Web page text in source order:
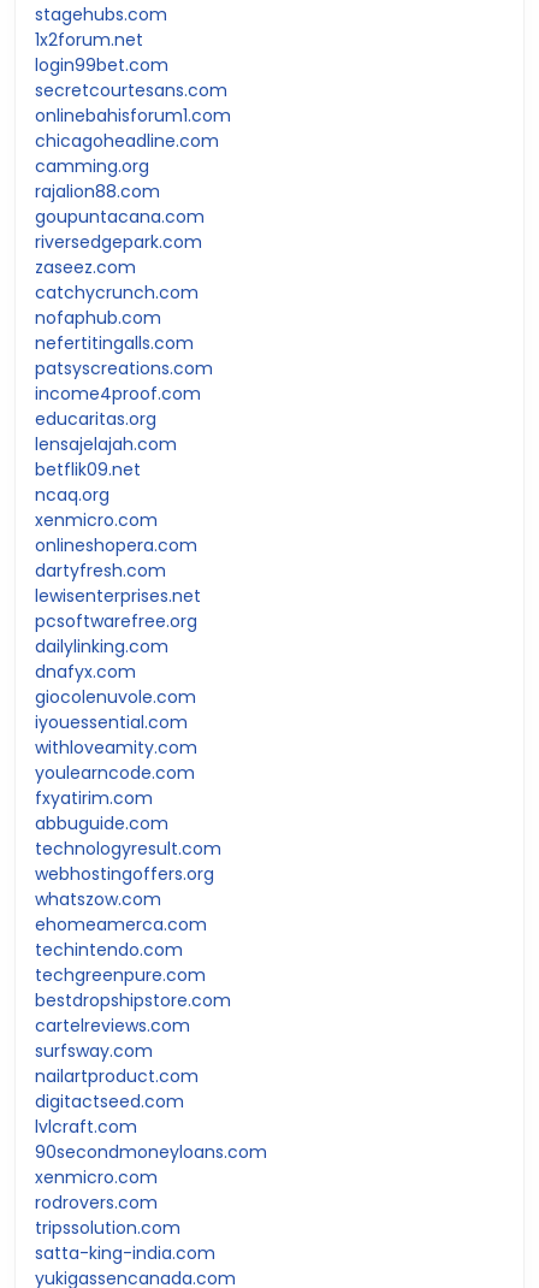
stagehubs.com
1x2forum.net
login99bet.com
secretcourtesans.com
onlinebahisforum1.com
chicagoheadline.com
camming.org
rajalion88.com
goupuntacana.com
riversedgepark.com
zaseez.com
catchycrunch.com
nofaphub.com
nefertitingalls.com
patsyscreations.com
income4proof.com
educaritas.org
lensajelajah.com
betflik09.net
ncaq.org
xenmicro.com
onlineshopera.com
dartyfresh.com
lewisenterprises.net
pcsoftwarefree.org
dailylinking.com
dnafyx.com
giocolenuvole.com
iyouessential.com
withloveamity.com
youlearncode.com
fxyatirim.com
abbuguide.com
technologyresult.com
webhostingoffers.org
whatszow.com
ehomeamerca.com
techintendo.com
techgreenpure.com
bestdropshipstore.com
cartelreviews.com
surfsway.com
nailartproduct.com
digitactseed.com
lvlcraft.com
90secondmoneyloans.com
xenmicro.com
rodrovers.com
tripssolution.com
satta-king-india.com
yukigassencanada.com